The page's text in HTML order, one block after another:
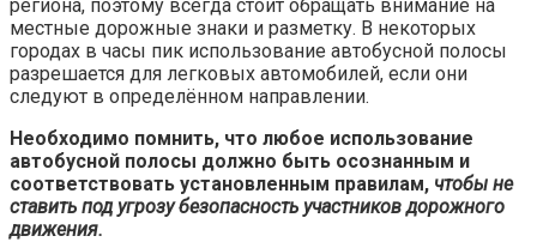
региона, поэтому всегда стоит обращать внимание на
местные дорожные знаки и разметку. В некоторых
городах в часы пик использование автобусной полосы
разрешается для легковых автомобилей, если они
следуют в определённом направлении.
Необходимо помнить, что любое использование
автобусной полосы должно быть осознанным и
соответствовать установленным правилам, чтобы не
ставить под угрозу безопасность участников дорожного
движения.